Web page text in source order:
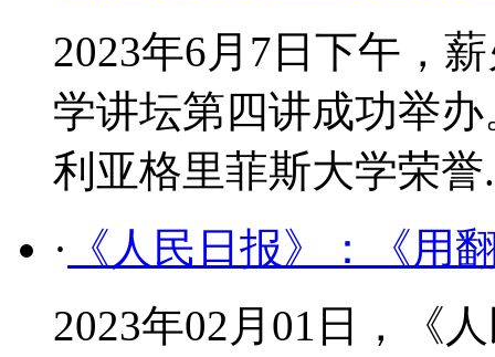
2023年6月7日下午，
学讲坛第四讲成功举
利亚格里菲斯大学荣誉
· 《人民日报》：《用
2023年02月01日，《